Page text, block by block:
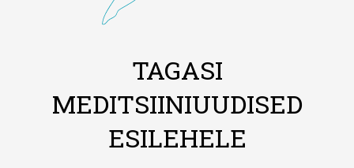
TAGASI
MEDITSIINIUUDISED
ESILEHELE